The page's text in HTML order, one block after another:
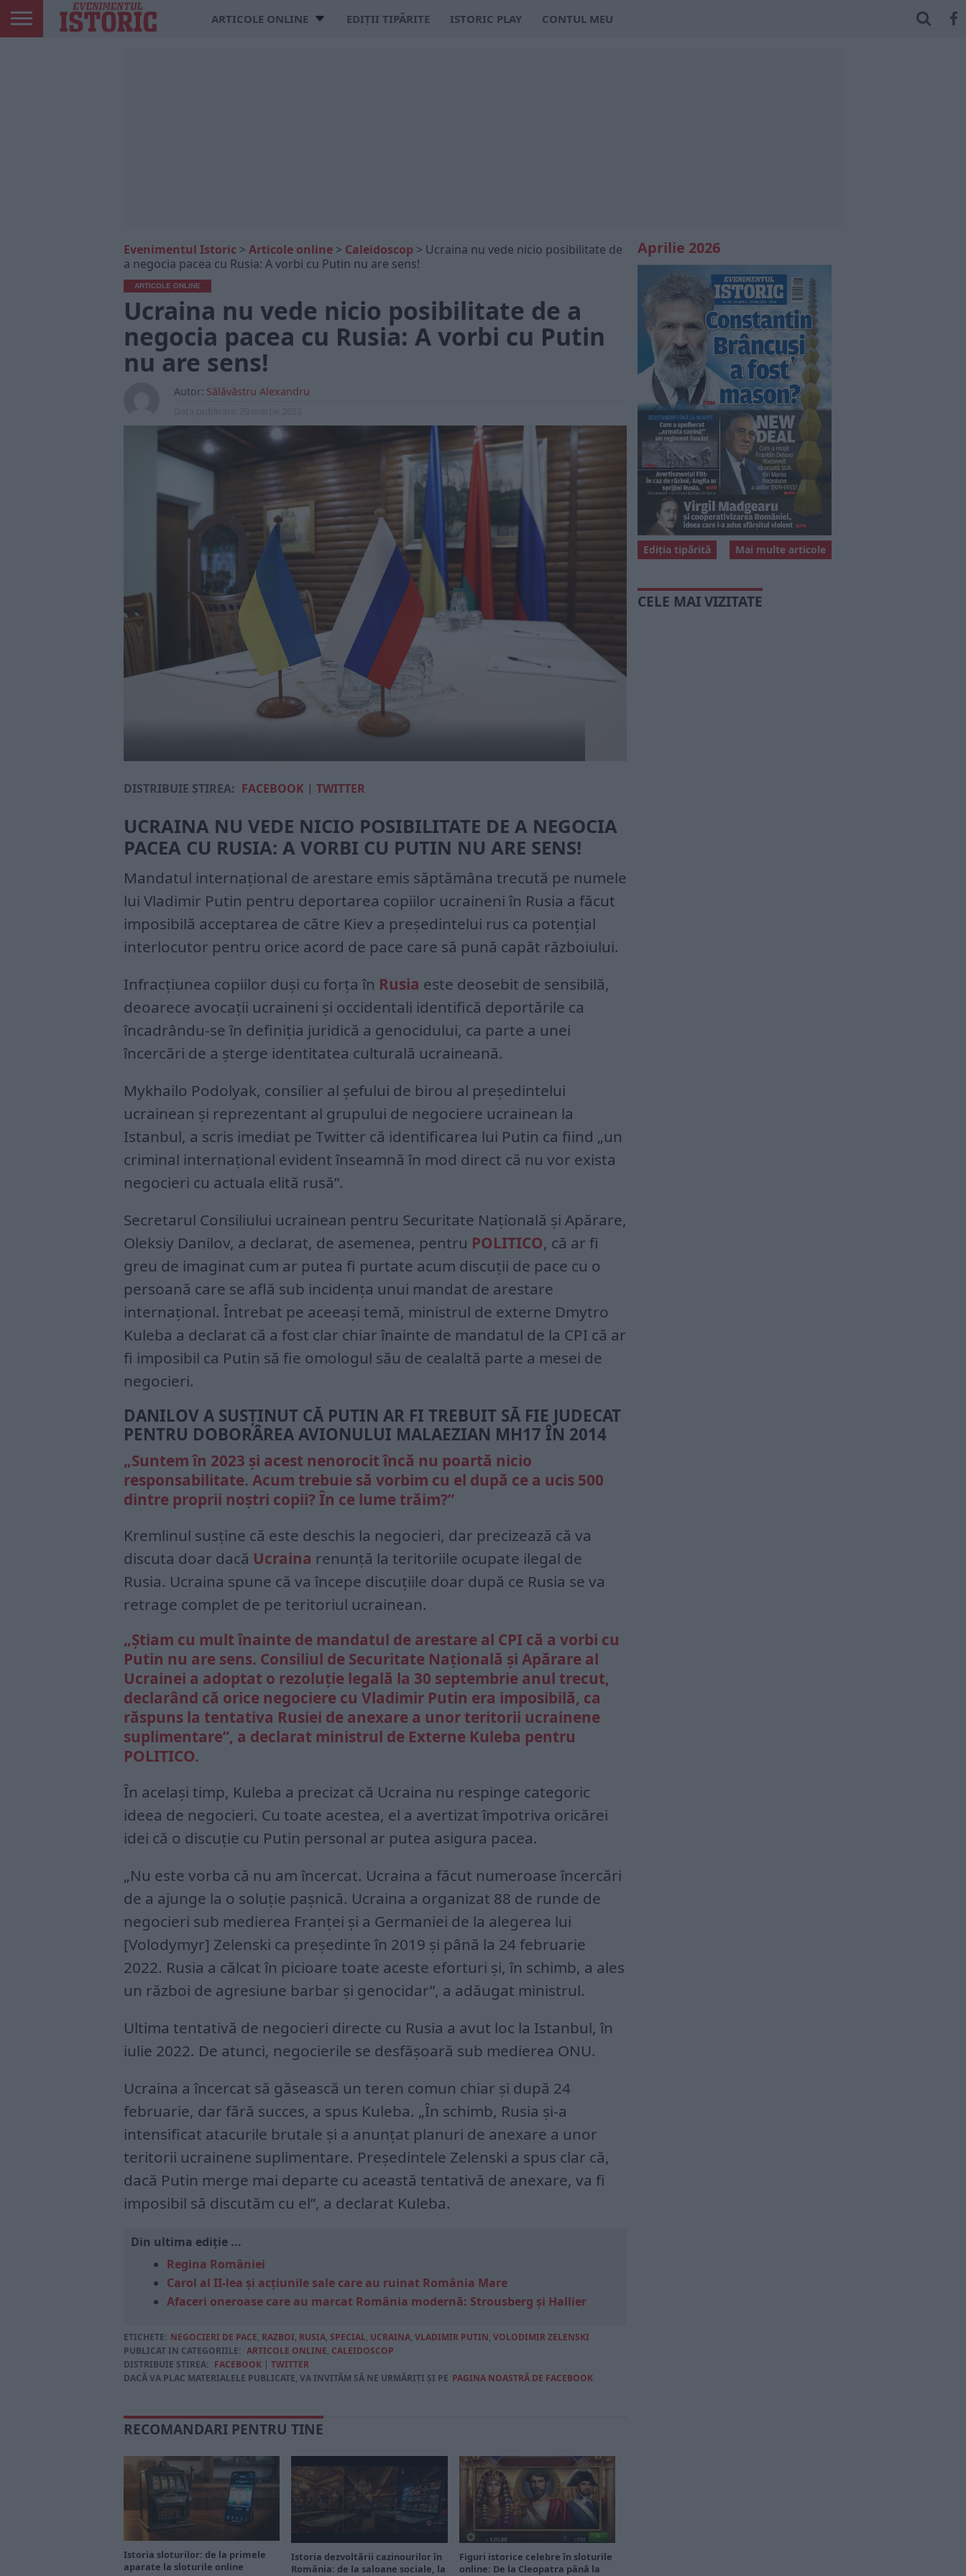
ARTICOLE ONLINE EDIȚII TIPĂRITE ISTORIC PLAY CONTUL MEU
Evenimentul Istoric > Articole online > Caleidoscop > Ucraina nu vede nicio posibilitate de
a negocia pacea cu Rusia: A vorbi cu Putin nu are sens!
ARTICOLE ONLINE
Ucraina nu vede nicio posibilitate de a
negocia pacea cu Rusia: A vorbi cu Putin
nu are sens!
Autor: Sălăvăstru Alexandru
DISTRIBUIE ȘTIREA: FACEBOOK | TWITTER
UCRAINA NU VEDE NICIO POSIBILITATE DE A NEGOCIA
PACEA CU RUSIA: A VORBI CU PUTIN NU ARE SENS!
Mandatul internațional de arestare emis săptămâna trecută pe numele
lui Vladimir Putin pentru deportarea copiilor ucraineni în Rusia a făcut
imposibilă acceptarea de către Kiev a președintelui rus ca potențial
interlocutor pentru orice acord de pace care să pună capăt războiului.
Infracțiunea copiilor duși cu forța în Rusia este deosebit de sensibilă,
deoarece avocații ucraineni și occidentali identifică deportările ca
încadrându-se în definiția juridică a genocidului, ca parte a unei
încercări de a șterge identitatea culturală ucraineană.
Mykhailo Podolyak, consilier al șefului de birou al președintelui
ucrainean și reprezentant al grupului de negociere ucrainean la
Istanbul, a scris imediat pe Twitter că identificarea lui Putin ca fiind „un
criminal internațional evident înseamnă în mod direct că nu vor exista
negocieri cu actuala elită rusă”.
Secretarul Consiliului ucrainean pentru Securitate Națională și Apărare,
Oleksiy Danilov, a declarat, de asemenea, pentru POLITICO, că ar fi
greu de imaginat cum ar putea fi purtate acum discuții de pace cu o
persoană care se află sub incidența unui mandat de arestare
internațional. Întrebat pe aceeași temă, ministrul de externe Dmytro
Kuleba a declarat că a fost clar chiar înainte de mandatul de la CPI că ar
fi imposibil ca Putin să fie omologul său de cealaltă parte a mesei de
negocieri.
DANILOV A SUSȚINUT CĂ PUTIN AR FI TREBUIT SĂ FIE JUDECAT
PENTRU DOBORÂREA AVIONULUI MALAEZIAN MH17 ÎN 2014
„Suntem în 2023 și acest nenorocit încă nu poartă nicio
responsabilitate. Acum trebuie să vorbim cu el după ce a ucis 500
dintre proprii noștri copii? În ce lume trăim?”
Kremlinul susține că este deschis la negocieri, dar precizează că va
discuta doar dacă Ucraina renunță la teritoriile ocupate ilegal de
Rusia. Ucraina spune că va începe discuțiile doar după ce Rusia se va
retrage complet de pe teritoriul ucrainean.
„Știam cu mult înainte de mandatul de arestare al CPI că a vorbi cu
Putin nu are sens. Consiliul de Securitate Națională și Apărare al
Ucrainei a adoptat o rezoluție legală la 30 septembrie anul trecut,
declarând că orice negociere cu Vladimir Putin era imposibilă, ca
răspuns la tentativa Rusiei de anexare a unor teritorii ucrainene
suplimentare”, a declarat ministrul de Externe Kuleba pentru
POLITICO.
În același timp, Kuleba a precizat că Ucraina nu respinge categoric
ideea de negocieri. Cu toate acestea, el a avertizat împotriva oricărei
idei că o discuție cu Putin personal ar putea asigura pacea.
„Nu este vorba că nu am încercat. Ucraina a făcut numeroase încercări
de a ajunge la o soluție pașnică. Ucraina a organizat 88 de runde de
negocieri sub medierea Franței și a Germaniei de la alegerea lui
[Volodymyr] Zelenski ca președinte în 2019 și până la 24 februarie
2022. Rusia a călcat în picioare toate aceste eforturi și, în schimb, a ales
un război de agresiune barbar și genocidar”, a adăugat ministrul.
Ultima tentativă de negocieri directe cu Rusia a avut loc la Istanbul, în
iulie 2022. De atunci, negocierile se desfășoară sub medierea ONU.
Ucraina a încercat să găsească un teren comun chiar și după 24
februarie, dar fără succes, a spus Kuleba. „În schimb, Rusia și-a
intensificat atacurile brutale și a anunțat planuri de anexare a unor
teritorii ucrainene suplimentare. Președintele Zelenski a spus clar că,
dacă Putin merge mai departe cu această tentativă de anexare, va fi
imposibil să discutăm cu el”, a declarat Kuleba.
Din ultima ediție ...
Regina României
Carol al II-lea și acțiunile sale care au ruinat România Mare
Afaceri oneroase care au marcat România modernă: Strousberg și Hallier
ETICHETE: NEGOCIERI DE PACE, RAZBOI, RUSIA, SPECIAL, UCRAINA, VLADIMIR PUTIN, VOLODIMIR ZELENSKI
PUBLICAT IN CATEGORIILE: ARTICOLE ONLINE, CALEIDOSCOP
DISTRIBUIE ȘTIREA: FACEBOOK | TWITTER
DACĂ VA PLAC MATERIALELE PUBLICATE, VA INVITĂM SĂ NE URMĂRIȚI ȘI PE PAGINA NOASTRĂ DE FACEBOOK
RECOMANDARI PENTRU TINE
Istoria sloturilor: de la primele
aparate la sloturile online
Istoria dezvoltării cazinourilor în
România: de la saloane sociale, la
Figuri istorice celebre în sloturile
online: De la Cleopatra până la
Aprilie 2026
Mai multe articole
Ediția tipărită
CELE MAI VIZITATE